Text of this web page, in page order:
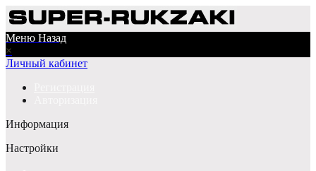
Меню Назад
×
Личный кабинет
Информация
Настройки